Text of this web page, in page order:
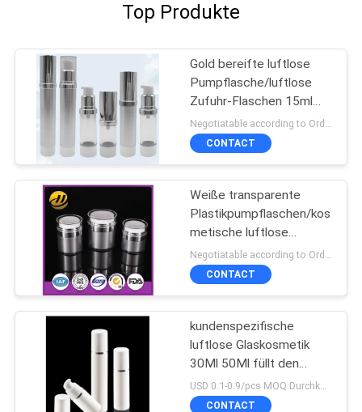
Top Produkte
Gold bereifte luftlose
Pumpflasche/luftlose
Zufuhr-Flaschen 15ml
100ml
Negotiatable according to Order Quantity and printing Requirements MOQ:3000pcs pro Größe
CONTACT
Weiße transparente
Plastikpumpflaschen/kos
metische luftlose
Sprühflasche
Negotiatable according to Order Quantity and printing Requirements MOQ:5000pcs pro Größe
CONTACT
kundenspezifische
luftlose Glaskosmetik
30Ml 50Ml füllt den
bestätigten Pumpen-
Sprüher ISO90001 ab
USD 0.1-0.9/pcs MOQ:Durchkontaktierung
CONTACT